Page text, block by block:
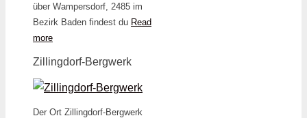
über Wampersdorf, 2485 im
Bezirk Baden findest du Read
more
Zillingdorf-Bergwerk
Der Ort Zillingdorf-Bergwerk